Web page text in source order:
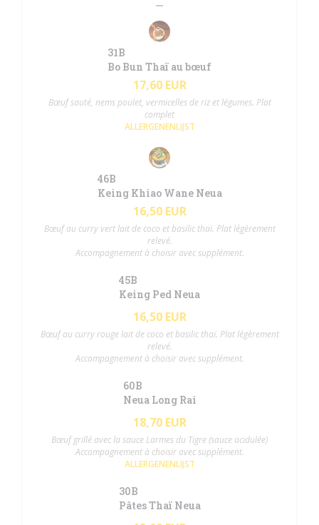
31B
Bo Bun Thaï au bœuf
17,60 EUR
Bœuf sauté, nems poulet, vermicelles de riz et légumes. Plat
complet
ALLERGENENLIJST
46B
Keing Khiao Wane Neua
16,50 EUR
Bœuf au curry vert lait de coco et basilic thaï. Plat légèrement
relevé.
Accompagnement à choisir avec supplément.
45B
Keing Ped Neua
16,50 EUR
Bœuf au curry rouge lait de coco et basilic thaï. Plat légèrement
relevé.
Accompagnement à choisir avec supplément.
60B
Neua Long Rai
18,70 EUR
Bœuf grillé avec la sauce Larmes du Tigre (sauce acidulée)
Accompagnement à choisir avec supplément.
ALLERGENENLIJST
30B
Pâtes Thaï Neua